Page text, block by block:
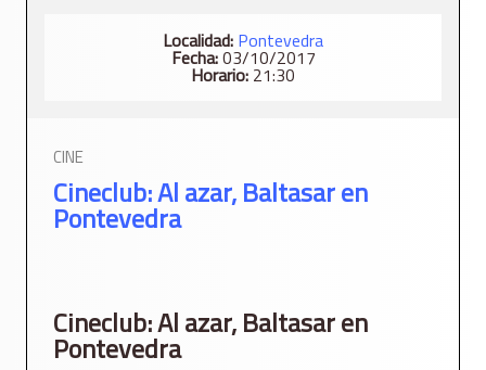
Localidad: Pontevedra
Fecha:03/10/2017
Horario: 21:30
CINE
Cineclub: Al azar, Baltasar en
Pontevedra
Cineclub: Al azar, Baltasar en
Pontevedra